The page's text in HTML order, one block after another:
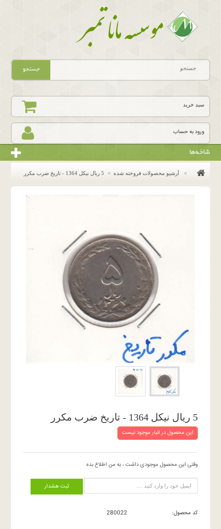
ورود به حساب
سبد خرید
جستجو
شاخه‌ها
> آرشیو محصولات فروخته شده > 5 ریال نیکل 1364 - تاریخ ضرب مکرر
5 ریال نیکل 1364 - تاریخ ضرب مکرر
این محصول در انبار موجود نیست
وقتی این محصول موجودی داشت ، به من اطلاع بده
ثبت هشدار
کد محصول: 280022